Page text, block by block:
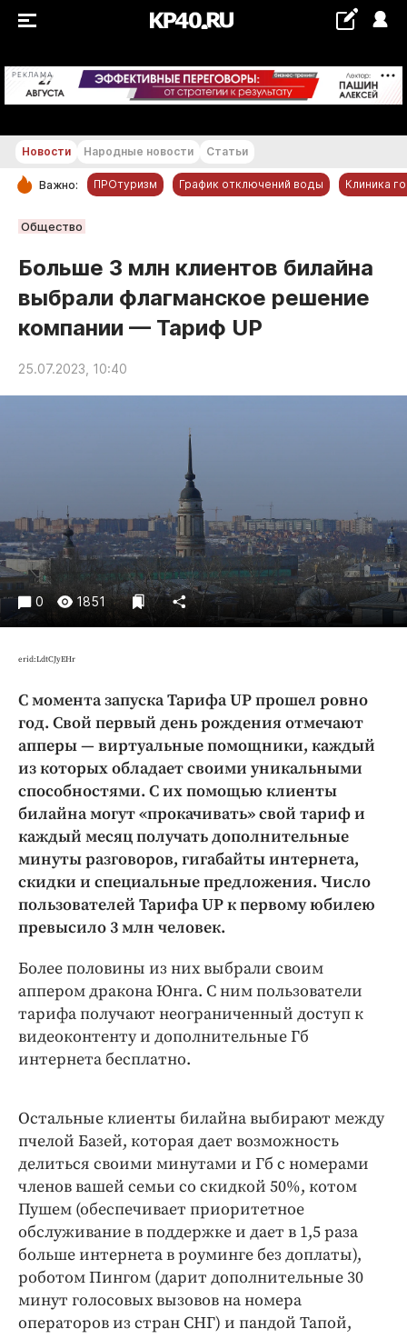
РЕКЛАМА +22...+23 °С
РУБРИКИ
Обнинск
Статьи
Народные новости
Авто и транспорт
Благоустройство
Недвижимость и ЖКХ
Образование
Общество
Погода
Праздники
Происшествия
Экономика и бизнес
ПРОЕКТЫ
Издания
Медиаперсона
Интересное чтиво
Клиника года
Бренд года
Работодатель года
Новости Народные новости Статьи
Важно: ПРОтуризм График отключений воды Клиника
Общество
Больше 3 млн клиентов билайна
выбрали флагманское решение
компании — Тариф UP
25.07.2023, 10:40
0 1851
erid:LdtCJyEHr
С момента запуска Тарифа UP прошел ровно
год. Свой первый день рождения отмечают
апперы — виртуальные помощники, каждый
из которых обладает своими уникальными
способностями. С их помощью клиенты
билайна могут «прокачивать» свой тариф и
каждый месяц получать дополнительные
минуты разговоров, гигабайты интернета,
скидки и специальные предложения. Число
пользователей Тарифа UP к первому юбилею
превысило 3 млн человек.
Более половины из них выбрали своим
аппером дракона Юнга. С ним пользователи
тарифа получают неограниченный доступ к
видеоконтенту и дополнительные Гб
интернета бесплатно.
Остальные клиенты билайна выбирают между
пчелой Базей, которая дает возможность
делиться своими минутами и Гб с номерами
членов вашей семьи со скидкой 50%, котом
Пушем (обеспечивает приоритетное
обслуживание в поддержке и дает в 1,5 раза
больше интернета в роуминге без доплаты),
роботом Пингом (дарит дополнительные 30
минут голосовых вызовов на номера
операторов из стран СНГ) и пандой Тапой,